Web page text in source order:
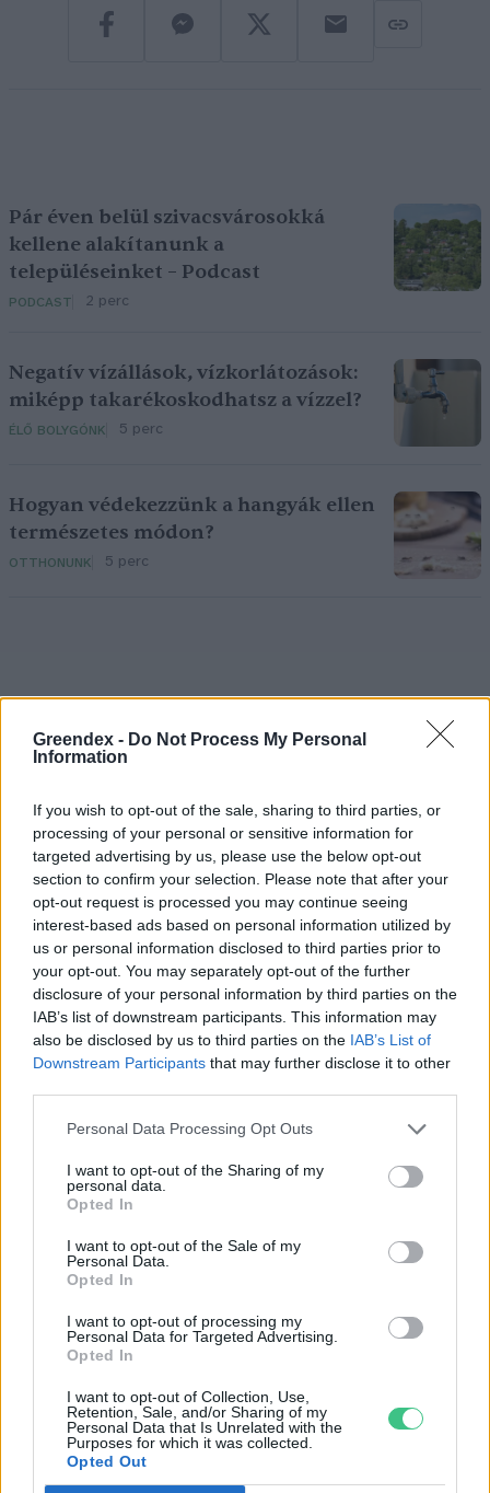
Greendex - Do Not Process My Personal
Information
If you wish to opt-out of the sale, sharing to third parties, or
processing of your personal or sensitive information for
targeted advertising by us, please use the below opt-out
section to confirm your selection. Please note that after your
opt-out request is processed you may continue seeing
interest-based ads based on personal information utilized by
us or personal information disclosed to third parties prior to
your opt-out. You may separately opt-out of the further
disclosure of your personal information by third parties on the
IAB’s list of downstream participants. This information may
also be disclosed by us to third parties on the IAB’s List of
Downstream Participants that may further disclose it to other
Personal Data Processing Opt Outs
I want to opt-out of the Sharing of my
personal data.
Opted In
I want to opt-out of the Sale of my
Personal Data.
Opted In
I want to opt-out of processing my
Personal Data for Targeted Advertising.
Opted In
I want to opt-out of Collection, Use,
Retention, Sale, and/or Sharing of my
Personal Data that Is Unrelated with the
Purposes for which it was collected.
Opted Out
Pár éven belül szivacsvárosokká
kellene alakítanunk a
településeinket – Podcast
PODCAST 2 perc
Negatív vízállások, vízkorlátozások:
miképp takarékoskodhatsz a vízzel?
ÉLŐ BOLYGÓNK 5 perc
Hogyan védekezzünk a hangyák ellen
természetes módon?
OTTHONUNK 5 perc
Holnapután
„Mindegy már, hogy milyen
víz, csak víz legyen” |
Holnapután
Greendex 55:58
A
az ember
Greendex
Pár éven belül
szivacsvárosokká kellene
alakítanunk a településeinket –
Podcast
PODCAST Novák Zsombor 2 perc